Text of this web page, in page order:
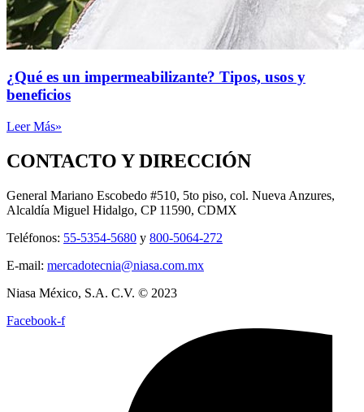
¿Qué es un impermeabilizante? Tipos, usos y
beneficios
Leer Más»
CONTACTO Y DIRECCIÓN
General Mariano Escobedo #510, 5to piso, col. Nueva Anzures,
Alcaldía Miguel Hidalgo, CP 11590, CDMX
Teléfonos: 55-5354-5680 y 800-5064-272
E-mail: mercadotecnia@niasa.com.mx
Niasa México, S.A. C.V. © 2023
Facebook-f